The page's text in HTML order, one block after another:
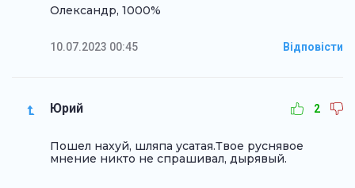
Олександр, 1000%
10.07.2023 00:45 Відповісти
Юрий 2
Пошел нахуй, шляпа усатая.Твое руснявое
мнение никто не спрашивал, дырявый.